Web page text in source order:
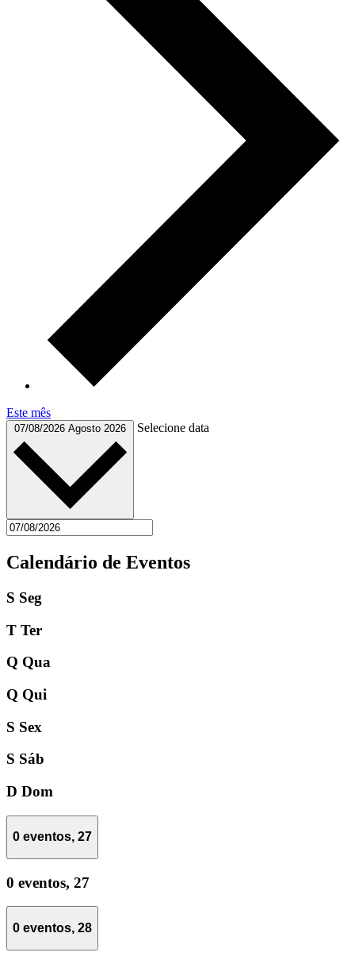
Este mês
07/08/2026 Agosto 2026 Selecione data
Calendário de Eventos
S Seg
T Ter
Q Qua
Q Qui
S Sex
S Sáb
D Dom
0 eventos, 27
0 eventos, 27
0 eventos, 28